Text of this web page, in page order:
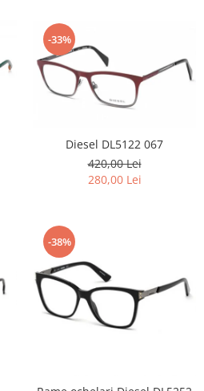
-33%
Diesel DL5122 067
420,00 Lei
280,00 Lei
-38%